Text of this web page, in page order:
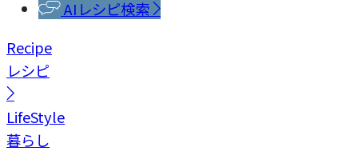
AIレシピ検索
Recipe
レシピ
LifeStyle
暮らし